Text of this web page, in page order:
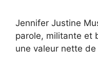
Jennifer Justine
parole, militante et
une valeur nette